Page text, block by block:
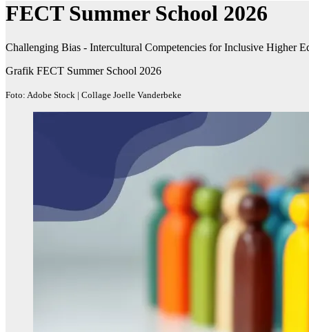
FECT Summer School 2026
Challenging Bias - Intercultural Competencies for Inclusive Higher
Grafik FECT Summer School 2026
Foto: Adobe Stock | Collage Joelle Vanderbeke